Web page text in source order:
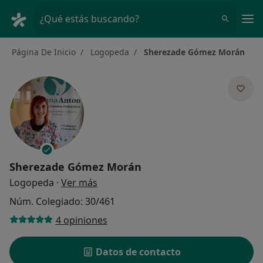
¿Qué estás buscando?
Página De Inicio Logopeda Sherezade Gómez Morán
Sherezade Gómez Morán
Logopeda · Ver más
Núm. Colegiado: 30/461
4 opiniones
Datos de contacto